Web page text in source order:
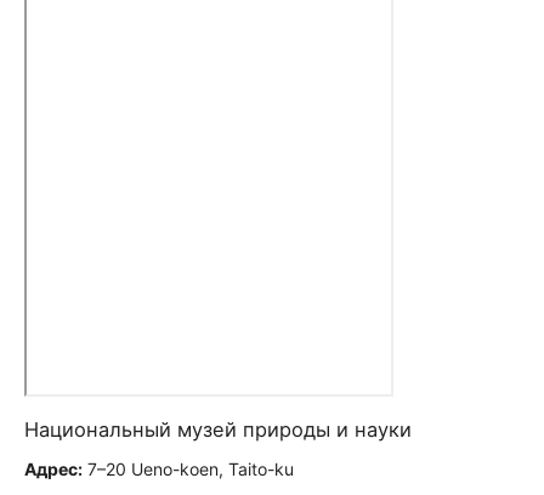
Национальный музей природы и науки
Адрес: 7–20 Ueno-koen, Taito-ku